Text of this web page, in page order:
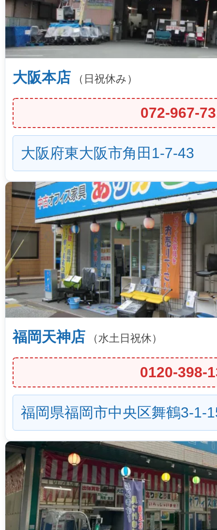
大阪本店 （日祝休み）
072-967-
大阪府東大阪市角田1-7-43
福岡天神店 （水土日祝休）
0120-398-
福岡県福岡市中央区舞鶴3-1-